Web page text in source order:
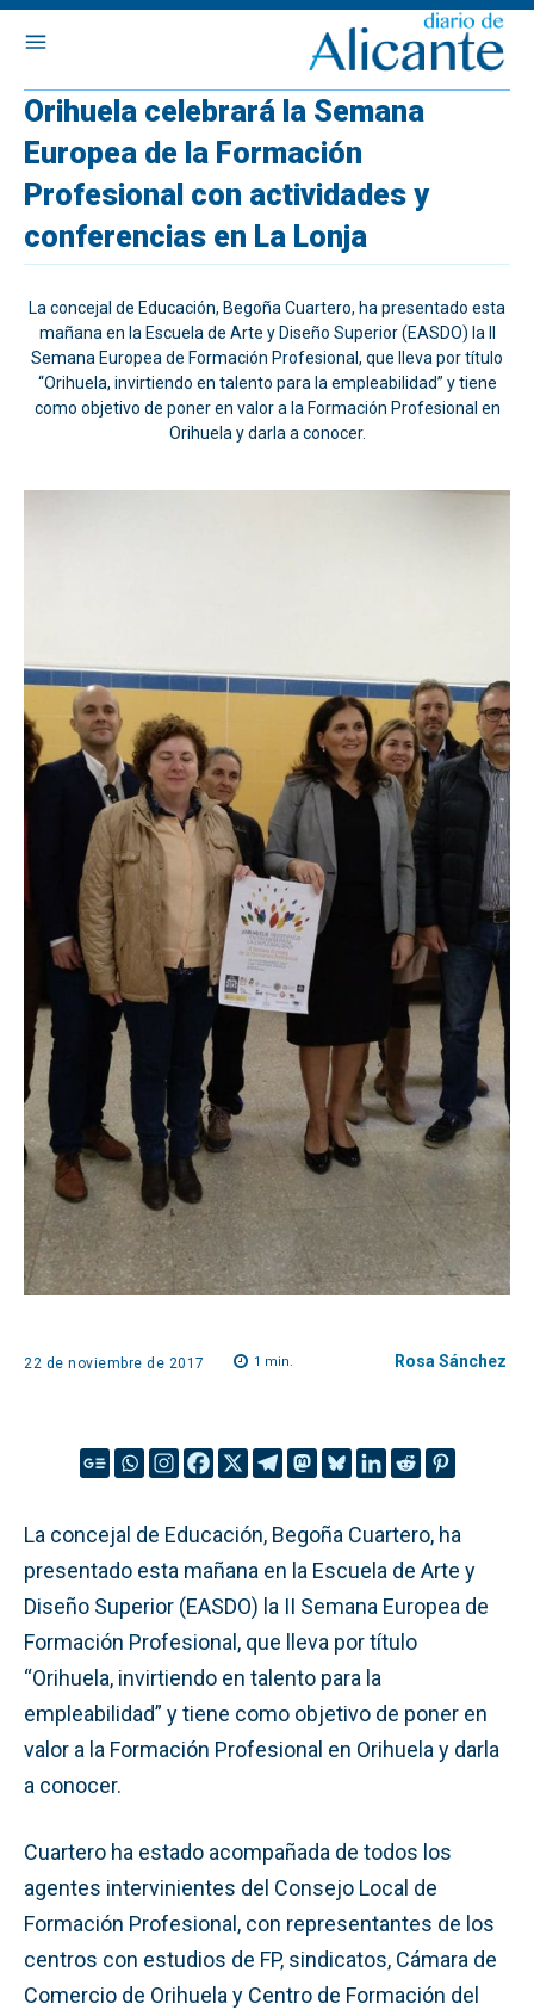
Orihuela celebrará la Semana
Europea de la Formación
Profesional con actividades y
conferencias en La Lonja
La concejal de Educación, Begoña Cuartero, ha presentado esta
mañana en la Escuela de Arte y Diseño Superior (EASDO) la II
Semana Europea de Formación Profesional, que lleva por título
“Orihuela, invirtiendo en talento para la empleabilidad” y tiene
como objetivo de poner en valor a la Formación Profesional en
Orihuela y darla a conocer.
22 de noviembre de 2017 1 min. Rosa Sánchez
La concejal de Educación, Begoña Cuartero, ha
presentado esta mañana en la Escuela de Arte y
Diseño Superior (EASDO) la II Semana Europea de
Formación Profesional, que lleva por título
“Orihuela, invirtiendo en talento para la
empleabilidad” y tiene como objetivo de poner en
valor a la Formación Profesional en Orihuela y darla
a conocer.
Cuartero ha estado acompañada de todos los
agentes intervinientes del Consejo Local de
Formación Profesional, con representantes de los
centros con estudios de FP, sindicatos, Cámara de
Comercio de Orihuela y Centro de Formación del